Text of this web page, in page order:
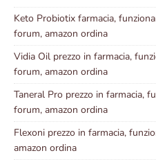
Keto Probiotix farmacia,
forum, amazon ordina
Vidia Oil prezzo in farmacia,
forum, amazon ordina
Taneral Pro prezzo in farmacia,
forum, amazon ordina
Flexoni prezzo in farmacia,
amazon ordina